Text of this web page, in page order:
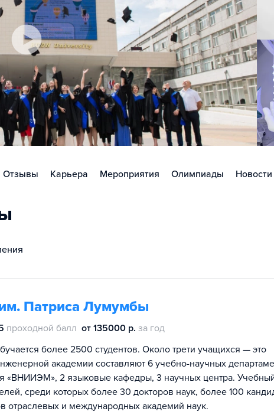
Отзывы Карьера Мероприятия Олимпиады Новости
Патриса Лумумбы
проходной балл от 135000 р. за год
более 2500 студентов. Около трети учащихся — это
академии составляют 6 учебно-научных
«ВНИИЭМ», 2 языковые кафедры, 3 научных центра.
среди которых более 30 докторов наук, более 100
отраслевых и международных академий наук.